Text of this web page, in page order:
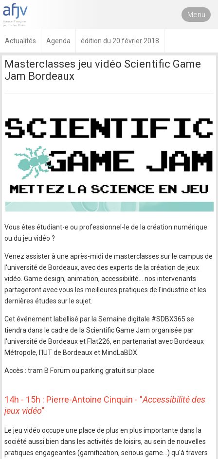
Menu
Actualités Agenda édition du 20 février 2018
Masterclasses jeu vidéo Scientific Game
Jam Bordeaux
Vous êtes étudiant-e ou professionnel-le de la création numérique
ou du jeu vidéo ?
Venez assister à une après-midi de masterclasses sur le campus de
l'université de Bordeaux, avec des experts de la création de jeux
vidéo. Game design, animation, accessibilité... nos intervenants
partageront avec vous les meilleures pratiques de l'industrie et les
dernières études sur le sujet.
Cet événement labellisé par la Semaine digitale #SDBX365 se
tiendra dans le cadre de la Scientific Game Jam organisée par
l'université de Bordeaux et Flat226, en partenariat avec Bordeaux
Métropole, l'IUT de Bordeaux et MindLaBDX.
Accès : tram B Forum ou parking gratuit sur place
14h - 15h : Pierre-Antoine Cinquin - "Accessibilité des
jeux vidéo"
Le jeu vidéo occupe une place de plus en plus importante dans la
société aussi bien dans les activités de loisirs, au sein de nouvelles
pratiques engageantes (gamification, serious game…) qu'à travers